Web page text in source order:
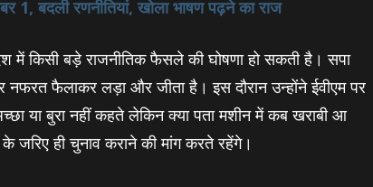
1, बदली रणनीतियां, खोला भाषण पढ़ने का राज
में किसी बड़े राजनीतिक फैसले की घोषणा हो सकती है। सपा
फैलाकर लड़ा और जीता है। इस दौरान उन्‍होंने ईवीएम पर
या बुरा नहीं कहते लेकिन क्‍या पता मशीन में कब खराबी आ
ही चुनाव कराने की मांग करते रहेंगे।